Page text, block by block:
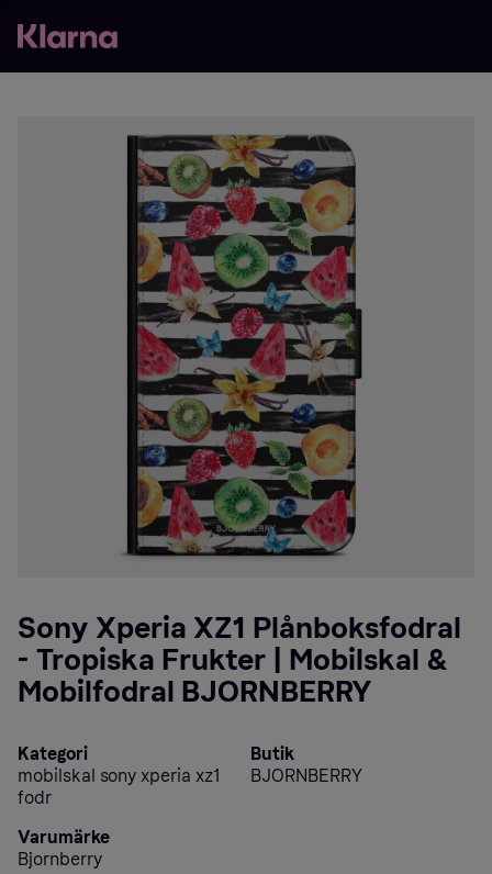
Sony Xperia XZ1 Plånboksfodral
- Tropiska Frukter | Mobilskal &
Mobilfodral BJORNBERRY
Kategori
mobilskal sony xperia xz1
fodr
Butik
BJORNBERRY
Varumärke
Bjornberry